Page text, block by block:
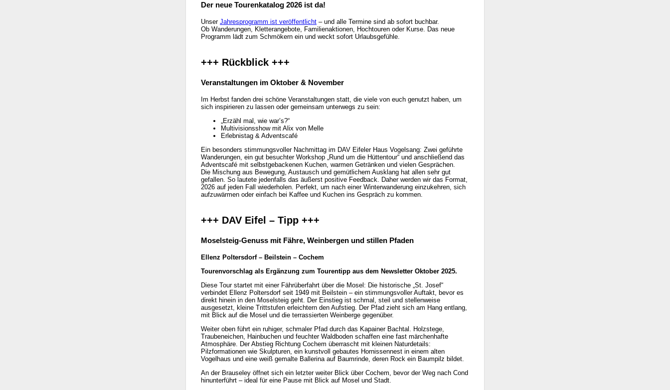
Der neue Tourenkatalog 2026 ist da!
Unser Jahresprogramm ist veröffentlicht – und alle Termine sind ab sofort buchbar.
Ob Wanderungen, Kletterangebote, Familienaktionen, Hochtouren oder Kurse. Das neue
Programm lädt zum Schmökern ein und weckt sofort Urlaubsgefühle.
+++ Rückblick +++
Veranstaltungen im Oktober & November
Im Herbst fanden drei schöne Veranstaltungen statt, die viele von euch genutzt haben, um
sich inspirieren zu lassen oder gemeinsam unterwegs zu sein:
„Erzähl mal, wie war’s?“
Multivisionsshow mit Alix von Melle
Erlebnistag & Adventscafé
Ein besonders stimmungsvoller Nachmittag im DAV Eifeler Haus Vogelsang: Zwei geführte
Wanderungen, ein gut besuchter Workshop „Rund um die Hüttentour“ und anschließend das
Adventscafé mit selbstgebackenen Kuchen, warmen Getränken und vielen Gesprächen.
Die Mischung aus Bewegung, Austausch und gemütlichem Ausklang hat allen sehr gut
gefallen. So lautete jedenfalls das äußerst positive Feedback. Daher werden wir das Format,
2026 auf jeden Fall wiederholen. Perfekt, um nach einer Winterwanderung einzukehren, sich
aufzuwärmen oder einfach bei Kaffee und Kuchen ins Gespräch zu kommen.
+++ DAV Eifel – Tipp +++
Moselsteig-Genuss mit Fähre, Weinbergen und stillen Pfaden
Ellenz Poltersdorf – Beilstein – Cochem
Tourenvorschlag als Ergänzung zum Tourentipp aus dem Newsletter Oktober 2025.
Diese Tour startet mit einer Fährüberfahrt über die Mosel: Die historische „St. Josef“
verbindet Ellenz Poltersdorf seit 1949 mit Beilstein – ein stimmungsvoller Auftakt, bevor es
direkt hinein in den Moselsteig geht. Der Einstieg ist schmal, steil und stellenweise
ausgesetzt, kleine Trittstufen erleichtern den Aufstieg. Der Pfad zieht sich am Hang entlang,
mit Blick auf die Mosel und die terrassierten Weinberge gegenüber.
Weiter oben führt ein ruhiger, schmaler Pfad durch das Kapainer Bachtal. Holzstege,
Traubeneichen, Hainbuchen und feuchter Waldboden schaffen eine fast märchenhafte
Atmosphäre. Der Abstieg Richtung Cochem überrascht mit kleinen Naturdetails:
Pilzformationen wie Skulpturen, ein kunstvoll gebautes Hornissennest in einem alten
Vogelhaus und eine weiß gemalte Ballerina auf Baumrinde, deren Rock ein Baumpilz bildet.
An der Brauseley öffnet sich ein letzter weiter Blick über Cochem, bevor der Weg nach Cond
hinunterführt – ideal für eine Pause mit Blick auf Mosel und Stadt.